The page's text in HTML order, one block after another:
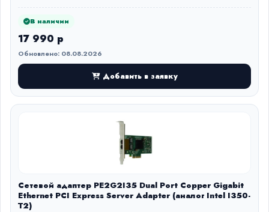
В наличии
17 990 р
Обновлено: 08.08.2026
Добавить в заявку
Сетевой адаптер PE2G2I35 Dual Port Copper Gigabit
Ethernet PCI Express Server Adapter (аналог Intel I350-
T2)